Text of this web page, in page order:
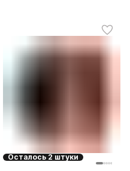
Осталось 2 штуки